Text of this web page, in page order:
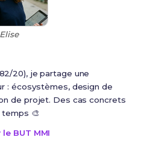
Elise
20), je partage une
: écosystèmes, design de
de projet. Des cas concrets
🎨
BUT MMI